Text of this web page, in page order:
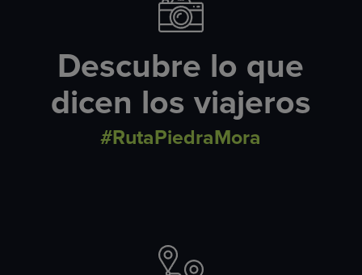
Descubre lo que
dicen los viajeros
#RutaPiedraMora